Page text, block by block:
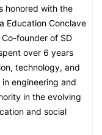
honored with the
Education Conclave
founder of SD
over 6 years
technology, and
engineering and
in the evolving
and social